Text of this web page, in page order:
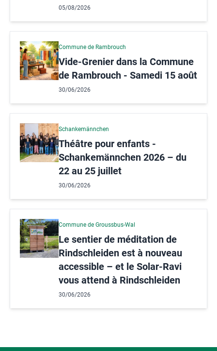
05/08/2026
Commune de Rambrouch
Vide-Grenier dans la Commune
de Rambrouch - Samedi 15 août
30/06/2026
Schankemännchen
Théâtre pour enfants -
Schankemännchen 2026 – du
22 au 25 juillet
30/06/2026
Commune de Groussbus-Wal
Le sentier de méditation de
Rindschleiden est à nouveau
accessible – et le Solar-Ravi
vous attend à Rindschleiden
30/06/2026